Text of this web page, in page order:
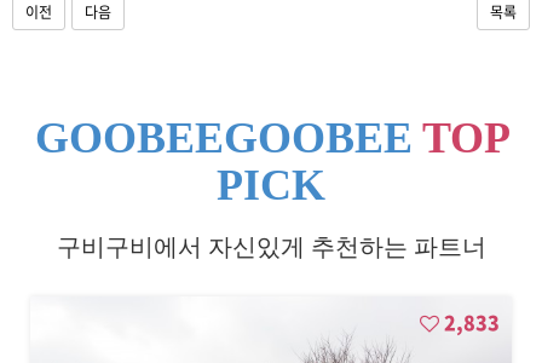
이전 다음 목록
GOOBEEGOOBEE TOP
PICK
구비구비에서 자신있게 추천하는 파트너
2,833